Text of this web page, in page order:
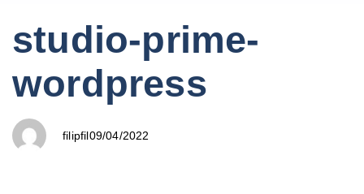
IN:
studio-prime-
wordpress
filipfil
on:
09/04/2022